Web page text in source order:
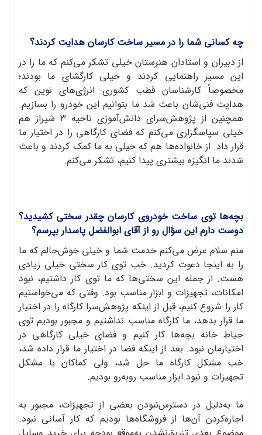
چه کسانی شما را در مسیر ساخت کارسان هدایت کردند؟
از دبیران و استادان هنرستان خیلی تشکر می‌کنم که ما را در
این مسیر راهنمایی کردند و خیلی کارگشای ما بودند؛
مخصوصاً کارشناسان قطب کشوری انرژی‌های نوین که
هدایت فنی‌شان باعث شد ما بتوانیم این خودرو را بسازیم.
همچنین از پژوهش‌سرای دانش‌آموزی ناحیه ۳ شیراز هم
خیلی سپاسگزاری می‌کنم که فضای کارگاهی را در اختیار ما
قرار داد. از خانواده‌ها هم که خیلی به ما کمک کردند و باعث
شدند ما انگیزه بیشتری پیدا کنیم، تشکر می‌کنم.
بچه‌ها توی ساخت خودروی کارسان چقدر سختی کشیدید؟
دوست دارم این سؤال رو از آقای ابوالفضل پاسدار بپرسم؟
منم سلام عرض می‌کنم خدمت شما و خیلی خوش‌حالم که ما
را به اینجا دعوت کردید. خب توی کار سختی خیلی زیادی
هست. از جمله این سختی‌ها که ما توی کار داشتیم، نبود
امکانات، تجهیزات و ابزار مناسب بود. وقتی که می‌خواستیم
کار را شروع کنیم، قبل از اینکه پژوهش‌سرا کارگاه را در اختیار
ما قرار بدهد، ما کارگاه مناسب نداشتیم و مجبور بودیم توی
حیاط خانه بچه‌ها کار کنیم و فضای خیلی کارگاهی در
اختیارمان نبود. بعد از اینکه فضا در اختیار ما قرار داده شد،
خب مشکل کارگاه ما حل شد، ولی کماکان با مشکل
تجهیزات و نبود ابزار مناسب روبه‌رو بودیم.
ما به‌دلیل در دسترس‌نبودن بعضی از تجهیزات، مجبور به
اجاره‌کردن آن‌ها از فروشگاه‌ها بودیم که کار آسانی نبود.